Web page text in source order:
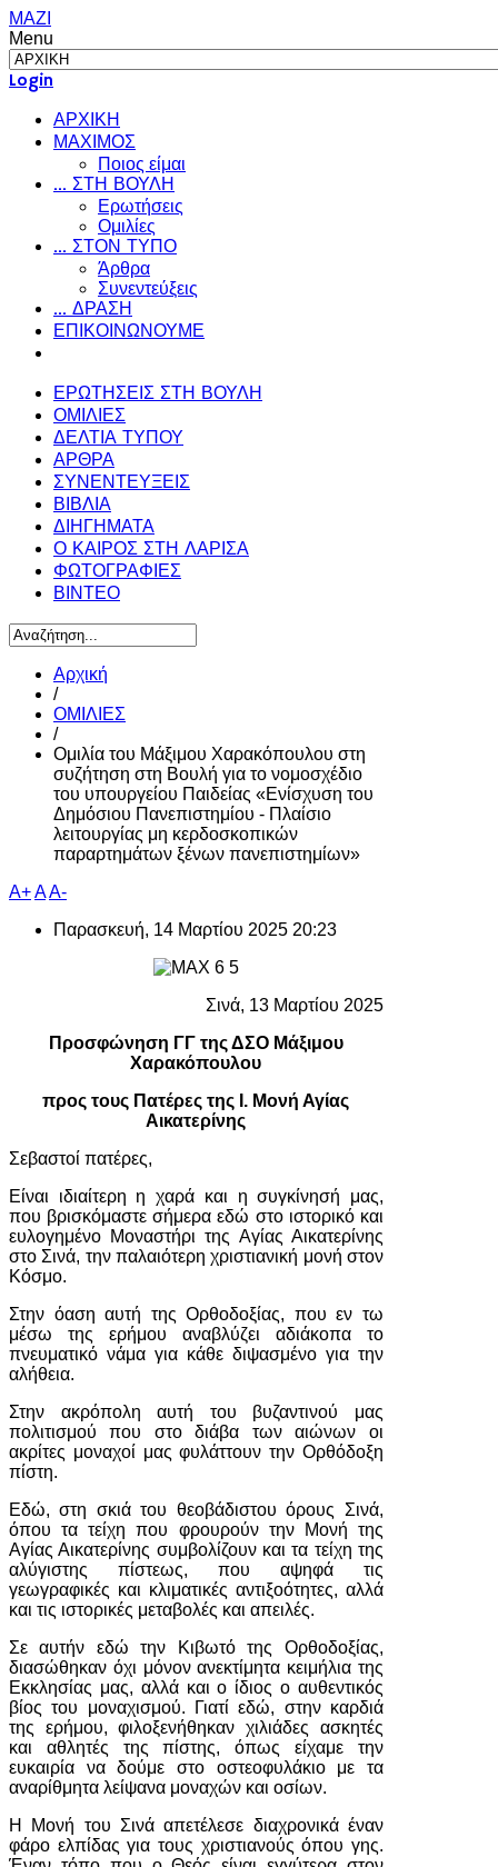
ΜΑΖΙ
Menu
Login
ΑΡΧΙΚΗ
ΜΑΧΙΜΟΣ
Ποιος είμαι
... ΣΤΗ ΒΟΥΛΗ
Ερωτήσεις
Ομιλίες
... ΣΤΟΝ ΤΥΠΟ
Άρθρα
Συνεντεύξεις
... ΔΡΑΣΗ
ΕΠΙΚΟΙΝΩΝΟΥΜΕ
ΕΡΩΤΗΣΕΙΣ ΣΤΗ ΒΟΥΛΗ
ΟΜΙΛΙΕΣ
ΔΕΛΤΙΑ ΤΥΠΟΥ
ΑΡΘΡΑ
ΣΥΝΕΝΤΕΥΞΕΙΣ
ΒΙΒΛΙΑ
ΔΙΗΓΗΜΑΤΑ
Ο ΚΑΙΡΟΣ ΣΤΗ ΛΑΡΙΣΑ
ΦΩΤΟΓΡΑΦΙΕΣ
ΒΙΝΤΕΟ
Αρχική
/
ΟΜΙΛΙΕΣ
/
Ομιλία του Μάξιμου Χαρακόπουλου στη
συζήτηση στη Βουλή για το νομοσχέδιο
του υπουργείου Παιδείας «Ενίσχυση του
Δημόσιου Πανεπιστημίου - Πλαίσιο
λειτουργίας μη κερδοσκοπικών
παραρτημάτων ξένων πανεπιστημίων»
A+AA-
Παρασκευή, 14 Μαρτίου 2025 20:23
Σινά, 13 Μαρτίου 2025
Προσφώνηση ΓΓ της ΔΣΟ Μάξιμου
Χαρακόπουλου
προς τους Πατέρες της Ι. Μονή Αγίας
Αικατερίνης
Σεβαστοί πατέρες,
Είναι ιδιαίτερη η χαρά και η συγκίνησή μας,
που βρισκόμαστε σήμερα εδώ στο ιστορικό και
ευλογημένο Μοναστήρι της Αγίας Αικατερίνης
στο Σινά, την παλαιότερη χριστιανική μονή στον
Κόσμο.
Στην όαση αυτή της Ορθοδοξίας, που εν τω
μέσω της ερήμου αναβλύζει αδιάκοπα το
πνευματικό νάμα για κάθε διψασμένο για την
αλήθεια.
Στην ακρόπολη αυτή του βυζαντινού μας
πολιτισμού που στο διάβα των αιώνων οι
ακρίτες μοναχοί μας φυλάττουν την Ορθόδοξη
πίστη.
Εδώ, στη σκιά του θεοβάδιστου όρους Σινά,
όπου τα τείχη που φρουρούν την Μονή της
Αγίας Αικατερίνης συμβολίζουν και τα τείχη της
αλύγιστης πίστεως, που αψηφά τις
γεωγραφικές και κλιματικές αντιξοότητες, αλλά
και τις ιστορικές μεταβολές και απειλές.
Σε αυτήν εδώ την Κιβωτό της Ορθοδοξίας,
διασώθηκαν όχι μόνον ανεκτίμητα κειμήλια της
Εκκλησίας μας, αλλά και ο ίδιος ο αυθεντικός
βίος του μοναχισμού. Γιατί εδώ, στην καρδιά
της ερήμου, φιλοξενήθηκαν χιλιάδες ασκητές
και αθλητές της πίστης, όπως είχαμε την
ευκαιρία να δούμε στο οστεοφυλάκιο με τα
αναρίθμητα λείψανα μοναχών και οσίων.
Η Μονή του Σινά απετέλεσε διαχρονικά έναν
φάρο ελπίδας για τους χριστιανούς όπου γης.